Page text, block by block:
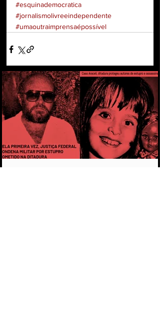
#esquinademocratica
#jornalismolivreeindependente
#umaoutraimprensaépossível